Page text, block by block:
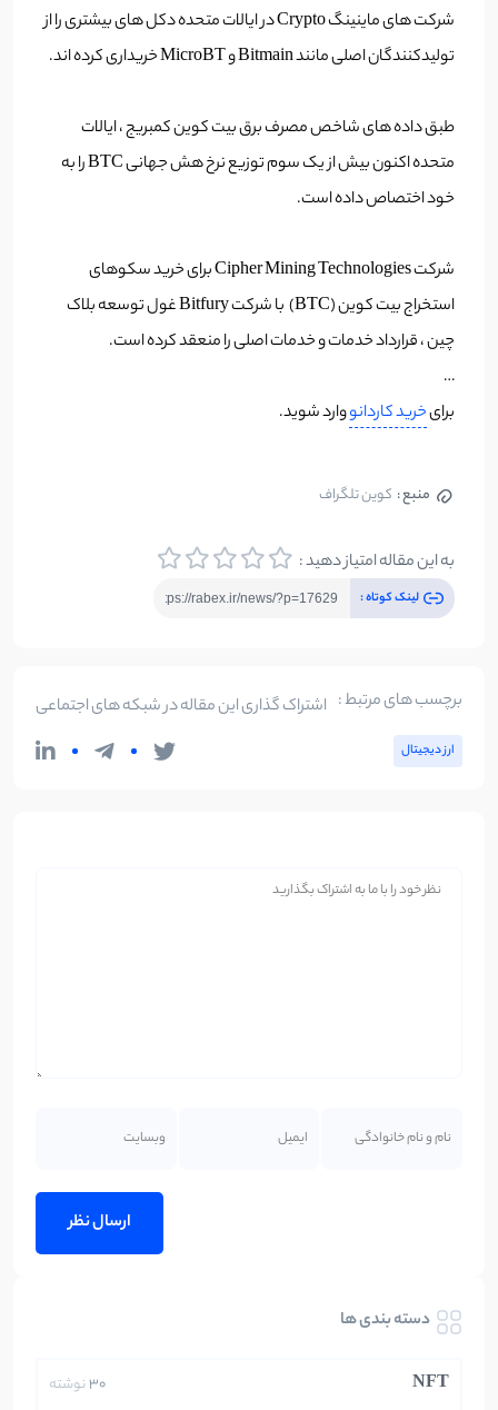
شرکت های ماینینگ Crypto در ایالات متحده دکل های بیشتری را از
تولیدکنندگان اصلی مانند Bitmain و MicroBT خریداری کرده اند.
طبق داده های شاخص مصرف برق بیت کوین کمبریج ، ایالات
متحده اکنون بیش از یک سوم توزیع نرخ هش جهانی BTC را به
خود اختصاص داده است.
شرکت Cipher Mining Technologies برای خرید سکوهای
استخراج بیت کوین (BTC) با شرکت Bitfury غول توسعه بلاک
چین ، قرارداد خدمات و خدمات اصلی را منعقد کرده است.
…
برایخرید کاردانووارد شوید.
منبع : کوین تلگراف
به این مقاله امتیاز دهید :
لینک کوتاه :
برچسب های مرتبط :
ارز دیجیتال
اشتراک گذاری این مقاله در شبکه های اجتماعی
دسته بندی ها
NFT
30نوشته